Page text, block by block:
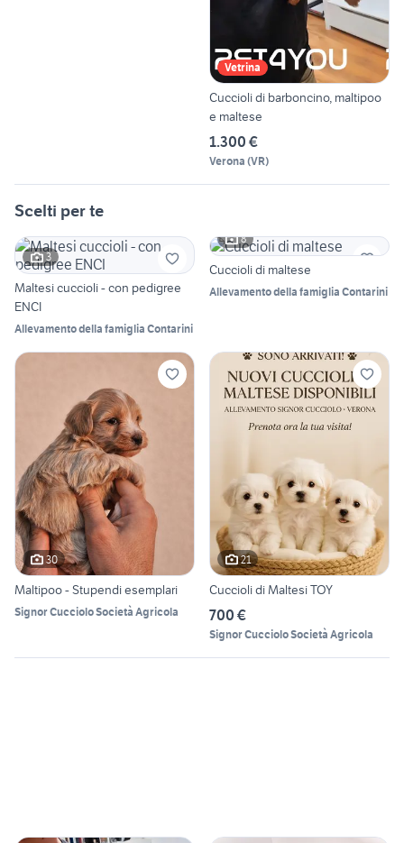
Vetrina
Cuccioli di barboncino, maltipoo
e maltese
1.300 €
Verona (VR)
Scelti per te
3
Maltesi cuccioli - con pedigree
ENCI
Allevamento della famiglia Contarini
8
Cuccioli di maltese
Allevamento della famiglia Contarini
30
Maltipoo - Stupendi esemplari
Signor Cucciolo Società Agricola
21
Cuccioli di Maltesi TOY
700 €
Signor Cucciolo Società Agricola